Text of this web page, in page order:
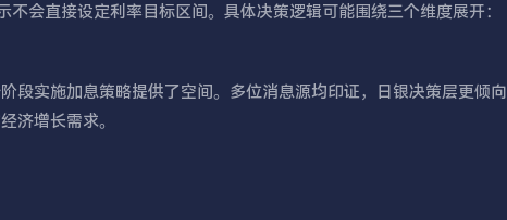
会直接设定利率目标区间。具体决策逻辑可能围绕三个维度展开：
段实施加息策略提供了空间。多位消息源均印证，日银决策层更倾向
济增长需求。